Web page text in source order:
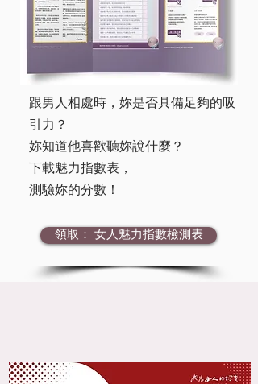
跟男人相處時，妳是否具備足夠的吸
引力？
妳知道他喜歡聽妳說什麼？
下載魅力指數表，
測驗妳的分數！
領取： 女人魅力指數檢測表